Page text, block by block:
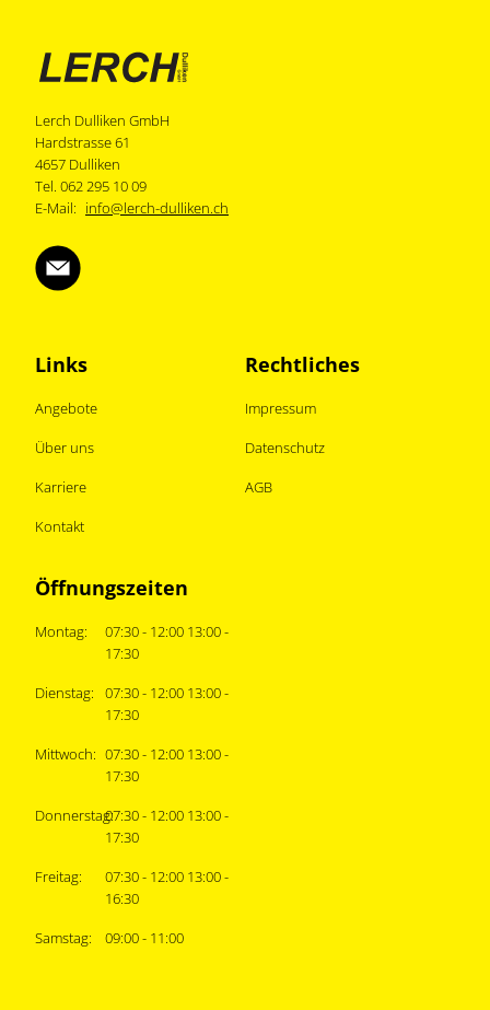
Lerch Dulliken GmbH
Hardstrasse 61
4657 Dulliken
Tel. 062 295 10 09
E-Mail: info@lerch-dulliken.ch
Links
Angebote
Über uns
Karriere
Kontakt
Rechtliches
Impressum
Datenschutz
AGB
Öffnungszeiten
Montag:
07:30 - 12:00 13:00 -
17:30
Dienstag:
07:30 - 12:00 13:00 -
17:30
Mittwoch: 07:30 - 12:00 13:00 -
17:30
Donnerstag:07:30 - 12:00 13:00 -
17:30
Freitag:
07:30 - 12:00 13:00 -
16:30
Samstag:
09:00 - 11:00